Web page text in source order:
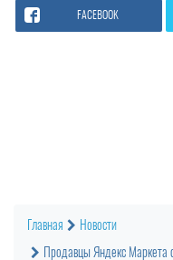
FACEBOOK
Главная
Новости
Продавцы Яндекс Маркета